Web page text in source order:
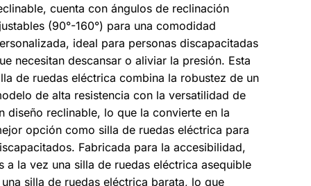
cuenta con ángulos de reclinación
(90°-160°) para una comodidad
ideal para personas discapacitadas
necesitan descansar o aliviar la presión. Esta
de ruedas eléctrica combina la robustez de un
de alta resistencia con la versatilidad de
diseño reclinable, lo que la convierte en la
opción como silla de ruedas eléctrica para
Fabricada para la accesibilidad,
a la vez una silla de ruedas eléctrica asequible
silla de ruedas eléctrica barata, lo que